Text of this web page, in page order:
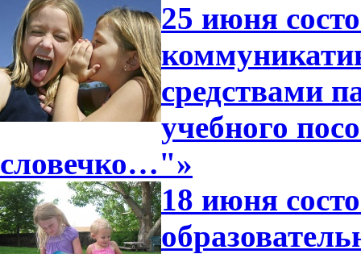
25 июня
средствами
учебного
словечко…"»
18 июня